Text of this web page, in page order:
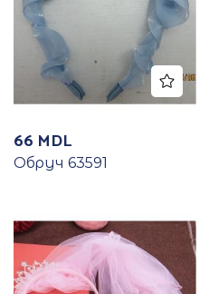
66 MDL
Обруч 63591